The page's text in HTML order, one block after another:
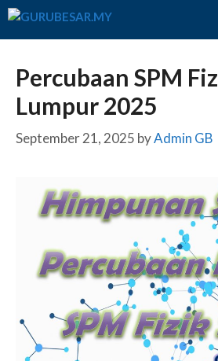
Skip
Percubaan SPM
Lumpur 2025
September 21, 2025 byAdmin GB